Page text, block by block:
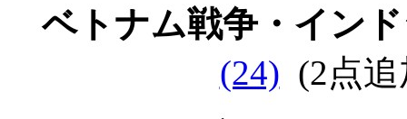
ベトナム戦争・イン
(24) (2点